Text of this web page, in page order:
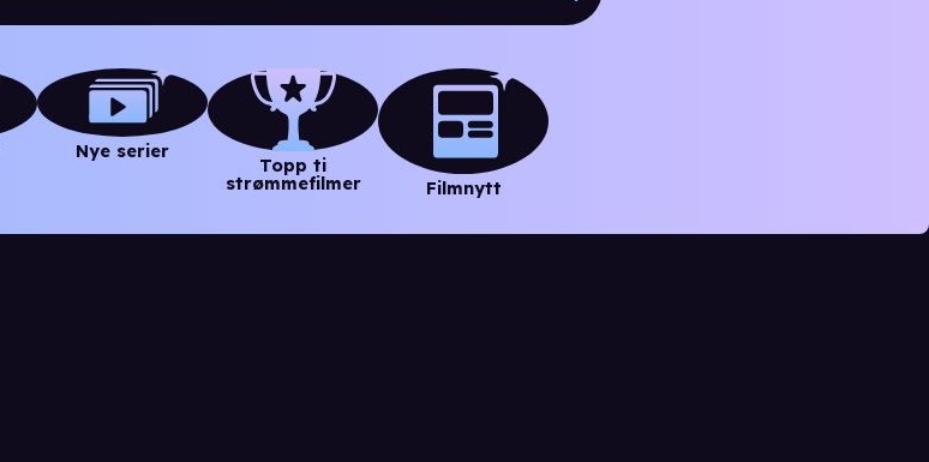
Nye serier
Topp ti
strømmefilmer
Filmnytt